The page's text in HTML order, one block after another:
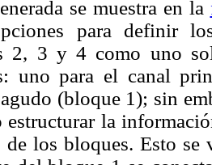
se muestra en la
para definir
2, 3 y 4 como uno
uno para el canal
(bloque 1); sin
estructurar la
de los bloques. Esto